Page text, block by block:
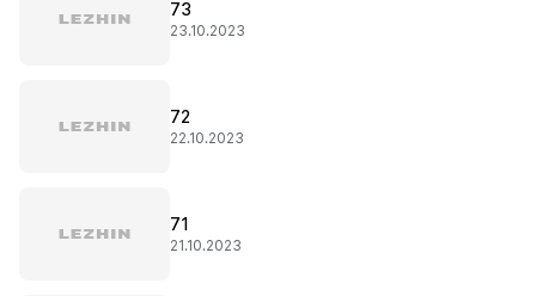
73
23.10.2023
72
22.10.2023
71
21.10.2023